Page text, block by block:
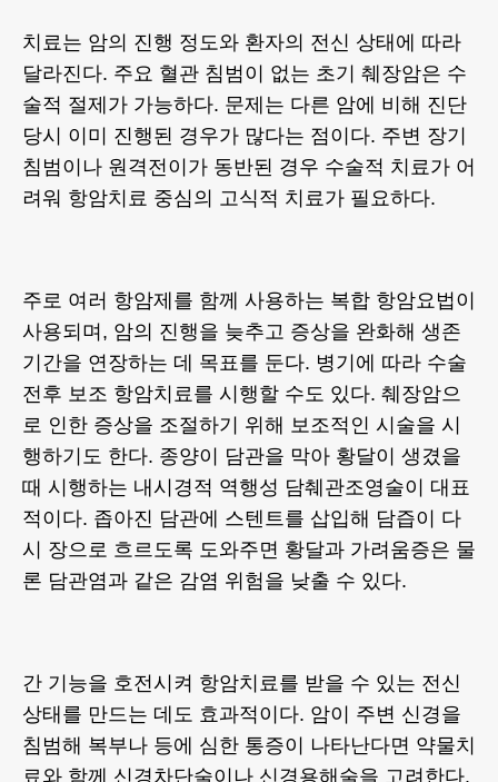
치료는 암의 진행 정도와 환자의 전신 상태에 따라
달라진다. 주요 혈관 침범이 없는 초기 췌장암은 수
술적 절제가 가능하다. 문제는 다른 암에 비해 진단
당시 이미 진행된 경우가 많다는 점이다. 주변 장기
침범이나 원격전이가 동반된 경우 수술적 치료가 어
려워 항암치료 중심의 고식적 치료가 필요하다.
주로 여러 항암제를 함께 사용하는 복합 항암요법이
사용되며, 암의 진행을 늦추고 증상을 완화해 생존
기간을 연장하는 데 목표를 둔다. 병기에 따라 수술
전후 보조 항암치료를 시행할 수도 있다. 췌장암으
로 인한 증상을 조절하기 위해 보조적인 시술을 시
행하기도 한다. 종양이 담관을 막아 황달이 생겼을
때 시행하는 내시경적 역행성 담췌관조영술이 대표
적이다. 좁아진 담관에 스텐트를 삽입해 담즙이 다
시 장으로 흐르도록 도와주면 황달과 가려움증은 물
론 담관염과 같은 감염 위험을 낮출 수 있다.
간 기능을 호전시켜 항암치료를 받을 수 있는 전신
상태를 만드는 데도 효과적이다. 암이 주변 신경을
침범해 복부나 등에 심한 통증이 나타난다면 약물치
료와 함께 신경차단술이나 신경용해술을 고려한다.